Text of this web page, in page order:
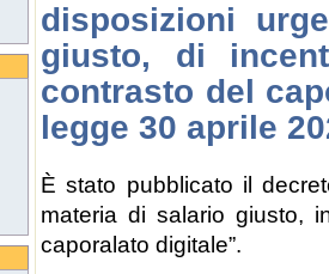
disposizioni
giusto, di
contrasto del
legge 30 aprile
È stato pubblicato il
materia di salario giusto,
caporalato digitale”.